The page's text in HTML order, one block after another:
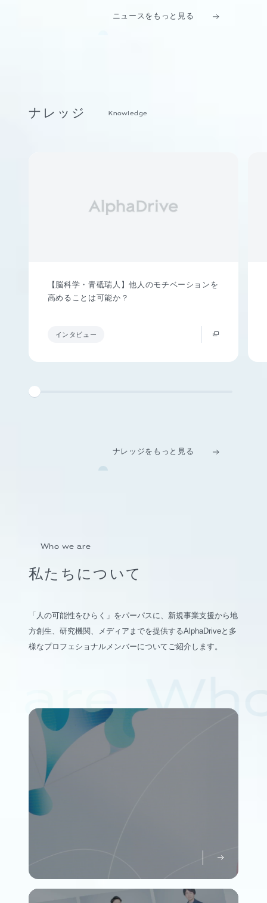
ニュースをもっと見る
ナレッジ Knowledge
【脳科学・青砥瑞人】他人のモチベーションを
高めることは可能か？
インタビュー
ナレッジをもっと見る
Who we are
私たちについて
「人の可能性をひらく」をパーパスに、新規事業支援から地
方創生、研究機関、メディアまでを提供するAlphaDriveと多
様なプロフェショナルメンバーについてご紹介します。